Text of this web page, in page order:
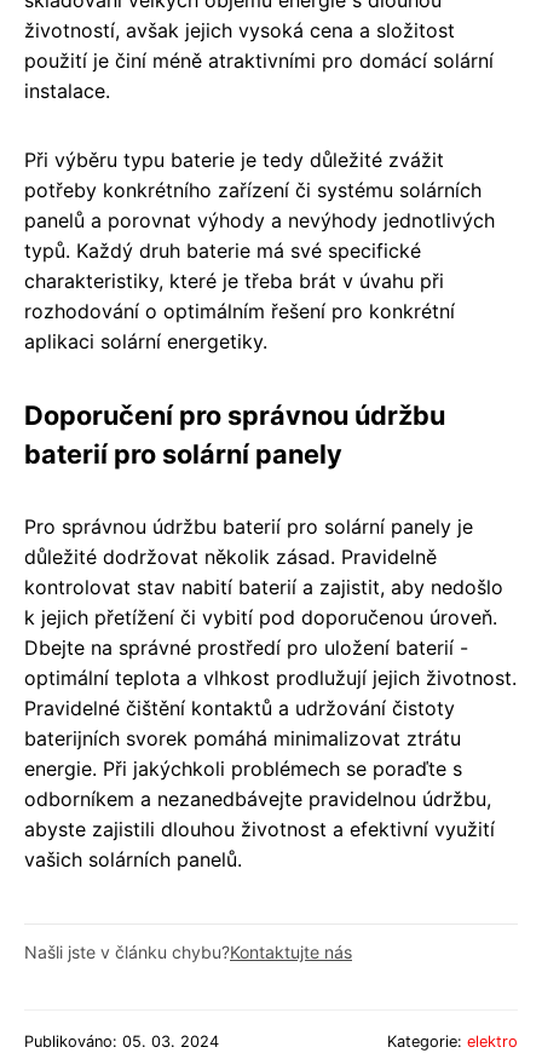
životností, avšak jejich vysoká cena a složitost
použití je činí méně atraktivními pro domácí solární
instalace.
Při výběru typu baterie je tedy důležité zvážit
potřeby konkrétního zařízení či systému solárních
panelů a porovnat výhody a nevýhody jednotlivých
typů. Každý druh baterie má své specifické
charakteristiky, které je třeba brát v úvahu při
rozhodování o optimálním řešení pro konkrétní
aplikaci solární energetiky.
Doporučení pro správnou údržbu
baterií pro solární panely
Pro správnou údržbu baterií pro solární panely je
důležité dodržovat několik zásad. Pravidelně
kontrolovat stav nabití baterií a zajistit, aby nedošlo
k jejich přetížení či vybití pod doporučenou úroveň.
Dbejte na správné prostředí pro uložení baterií -
optimální teplota a vlhkost prodlužují jejich životnost.
Pravidelné čištění kontaktů a udržování čistoty
baterijních svorek pomáhá minimalizovat ztrátu
energie. Při jakýchkoli problémech se poraďte s
odborníkem a nezanedbávejte pravidelnou údržbu,
abyste zajistili dlouhou životnost a efektivní využití
vašich solárních panelů.
Našli jste v článku chybu?Kontaktujte nás
Publikováno: 05. 03. 2024 Kategorie: elektro